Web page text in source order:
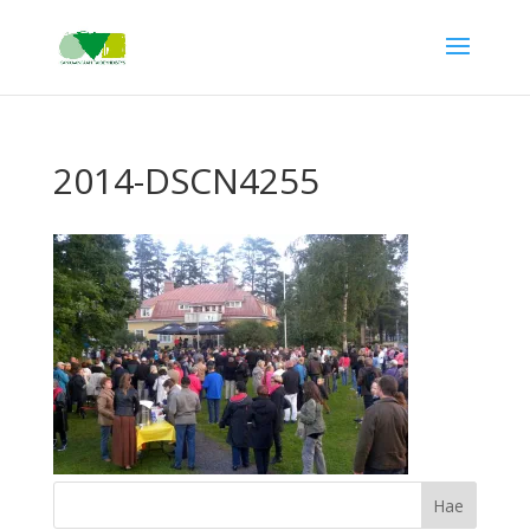
2014-DSCN4255